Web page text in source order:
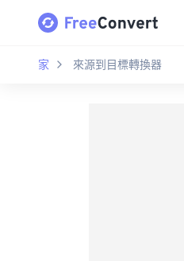
家 來源到目標轉換器